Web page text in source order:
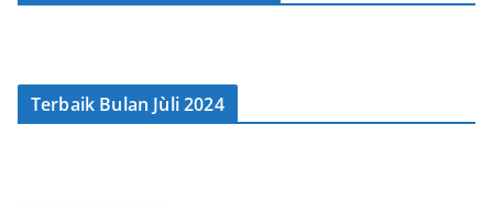
Terbaik Bulan Jùli 2024